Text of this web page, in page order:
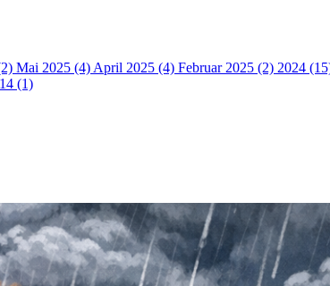
Mai 2025 (4) April 2025 (4) Februar 2025 (2) 2024
(1)